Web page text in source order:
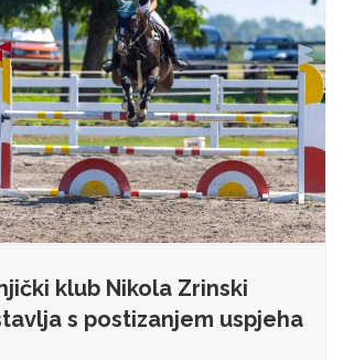
klub Nikola Zrinski
s postizanjem uspjeha